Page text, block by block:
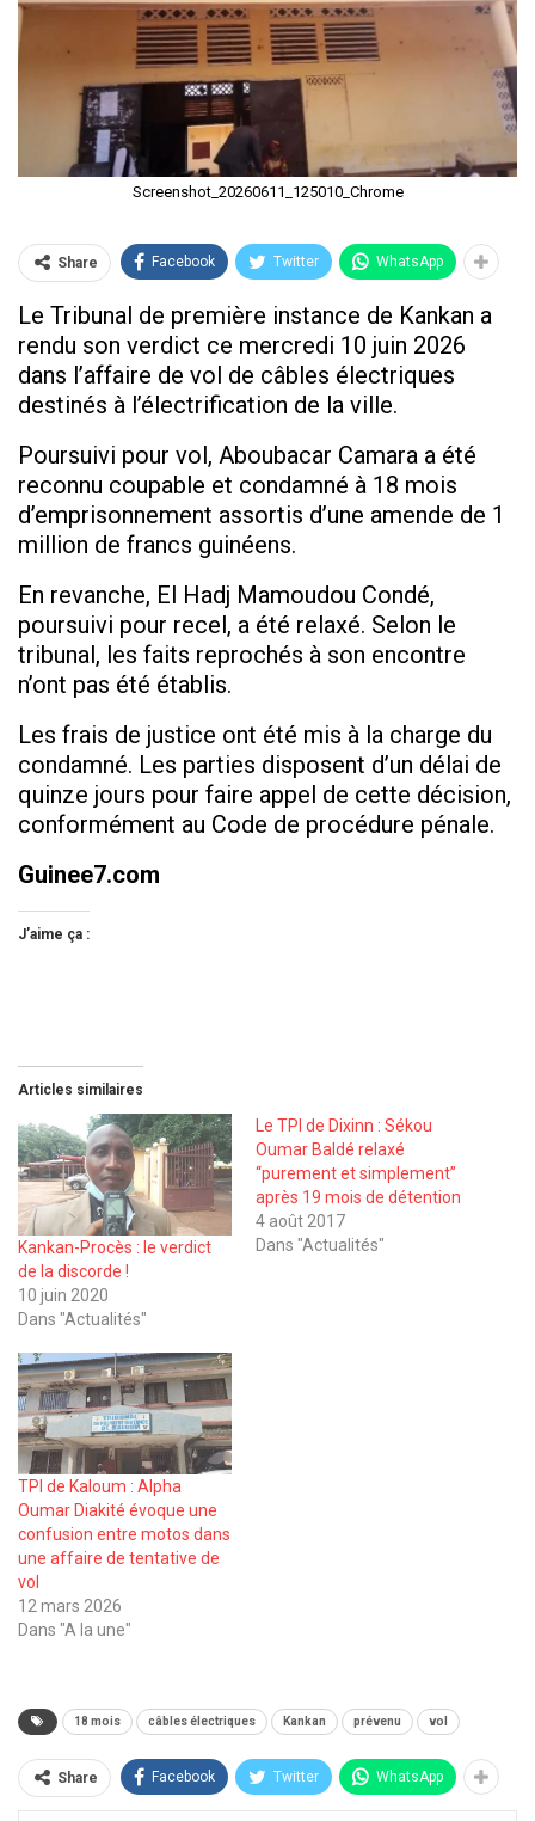
Screenshot_20260611_125010_Chrome
Share Facebook Twitter WhatsApp
Le Tribunal de première instance de Kankan a
rendu son verdict ce mercredi 10 juin 2026
dans l’affaire de vol de câbles électriques
destinés à l’électrification de la ville.
Poursuivi pour vol, Aboubacar Camara a été
reconnu coupable et condamné à 18 mois
d’emprisonnement assortis d’une amende de 1
million de francs guinéens.
En revanche, El Hadj Mamoudou Condé,
poursuivi pour recel, a été relaxé. Selon le
tribunal, les faits reprochés à son encontre
n’ont pas été établis.
Les frais de justice ont été mis à la charge du
condamné. Les parties disposent d’un délai de
quinze jours pour faire appel de cette décision,
conformément au Code de procédure pénale.
Guinee7.com
J’aime ça :
Articles similaires
Kankan-Procès : le verdict
de la discorde !
10 juin 2020
Dans "Actualités"
Le TPI de Dixinn : Sékou
Oumar Baldé relaxé
‘‘purement et simplement’’
après 19 mois de détention
4 août 2017
Dans "Actualités"
TPI de Kaloum : Alpha
Oumar Diakité évoque une
confusion entre motos dans
une affaire de tentative de
vol
12 mars 2026
Dans "A la une"
18 mois câbles électriques Kankan prévenu vol
Share Facebook Twitter WhatsApp